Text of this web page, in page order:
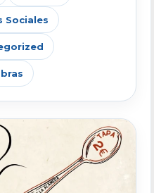
Sociales